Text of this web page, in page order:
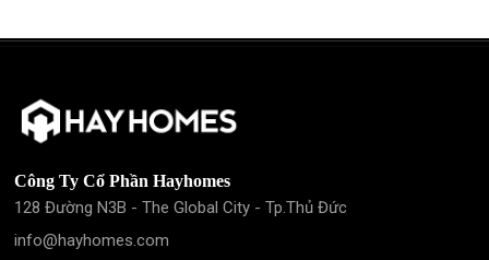
Công Ty Cổ Phần Hayhomes
128 Đường N3B - The Global City - Tp.Thủ Đức
info@hayhomes.com